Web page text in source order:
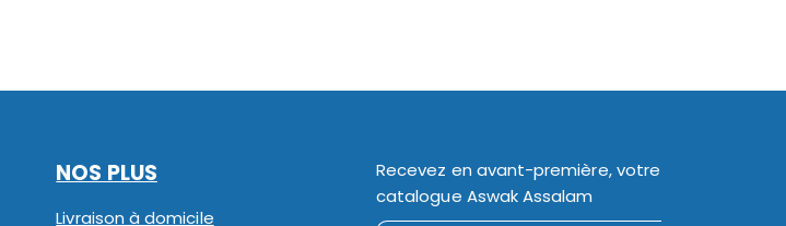
NOS PLUS
Livraison à domicile
Recevez en avant-première, votre
catalogue Aswak Assalam